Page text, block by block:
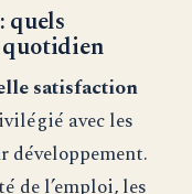
quels
quotidien
satisfaction
avec les
développement.
de l’emploi, les